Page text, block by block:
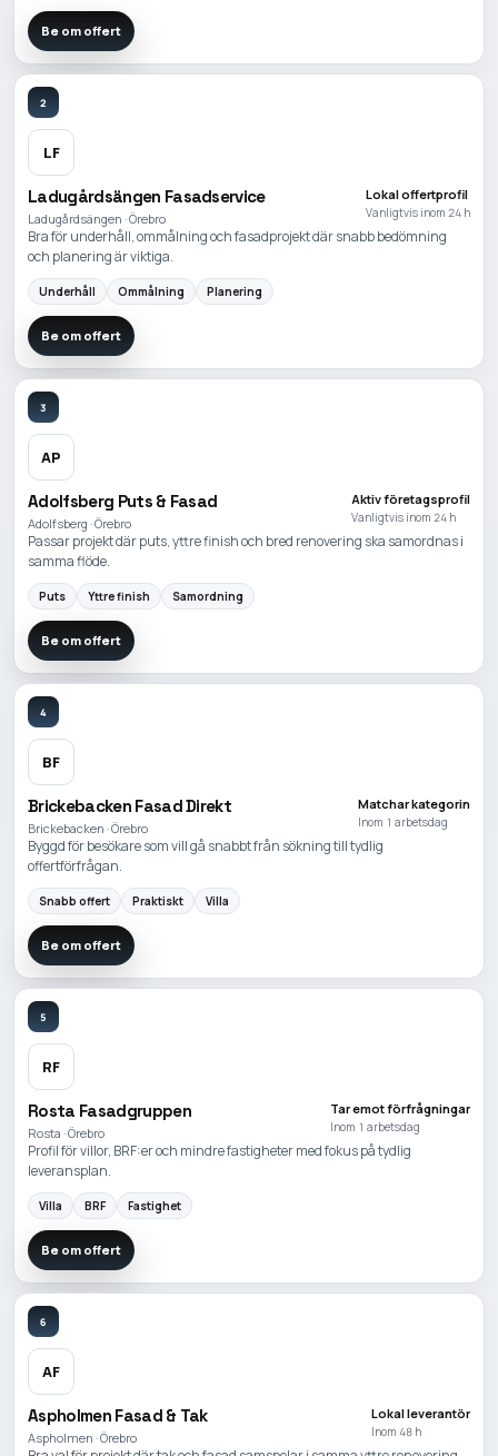
Be om offert
2
LF
Ladugårdsängen Fasadservice
Ladugårdsängen · Örebro
Lokal offertprofil
Vanligtvis inom 24 h
Bra för underhåll, ommålning och fasadprojekt där snabb bedömning
och planering är viktiga.
Underhåll Ommålning Planering
Be om offert
3
AP
Adolfsberg Puts & Fasad
Adolfsberg · Örebro
Aktiv företagsprofil
Vanligtvis inom 24 h
Passar projekt där puts, yttre finish och bred renovering ska samordnas i
samma flöde.
Puts Yttre finish Samordning
Be om offert
4
BF
Brickebacken Fasad Direkt
Brickebacken · Örebro
Matchar kategorin
Inom 1 arbetsdag
Byggd för besökare som vill gå snabbt från sökning till tydlig
offertförfrågan.
Snabb offert Praktiskt Villa
Be om offert
5
RF
Rosta Fasadgruppen
Rosta · Örebro
Tar emot förfrågningar
Inom 1 arbetsdag
Profil för villor, BRF:er och mindre fastigheter med fokus på tydlig
leveransplan.
Villa BRF Fastighet
Be om offert
6
AF
Aspholmen Fasad & Tak
Aspholmen · Örebro
Lokal leverantör
Inom 48 h